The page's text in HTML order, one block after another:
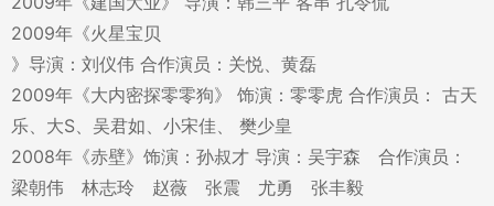
2009年《火星宝贝
》导演：刘仪伟 合作演员：关悦、黄磊
2009年《大内密探零零狗》 饰演：零零虎 合作演员： 古天
乐、大S、吴君如、小宋佳、 樊少皇
2008年《赤壁》饰演：孙叔才 导演：吴宇森 合作演员：
梁朝伟 林志玲 赵薇 张震 尤勇 张丰毅